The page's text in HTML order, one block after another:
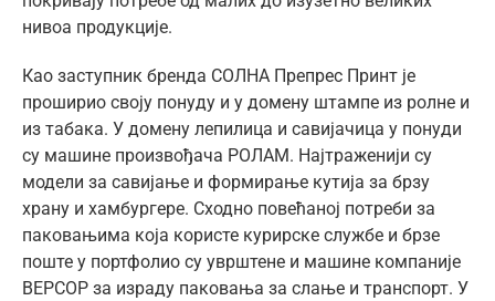
нивоа продукције.
Као заступник бренда СОЛНА Препрес Принт је
проширио своју понуду и у домену штампе из ролне и
из табака. У домену лепилица и савијачица у понуди
су машине произвођача РОЛАМ. Најтраженији су
модели за савијање и формирање кутија за брзу
храну и хамбургере. Сходно повећаној потреби за
паковањима која користе курирске службе и брзе
поште у портфолио су уврштене и машине компаније
ВЕРСОР за израду паковања за слање и транспорт. У